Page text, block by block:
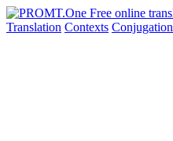
Translation Contexts Conjugation